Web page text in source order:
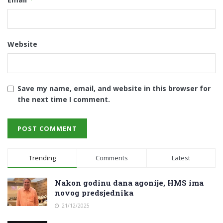
Website
Save my name, email, and website in this browser for
the next time I comment.
Trending Comments Latest
Nakon godinu dana agonije, HMS ima
novog predsjednika
21/12/2025